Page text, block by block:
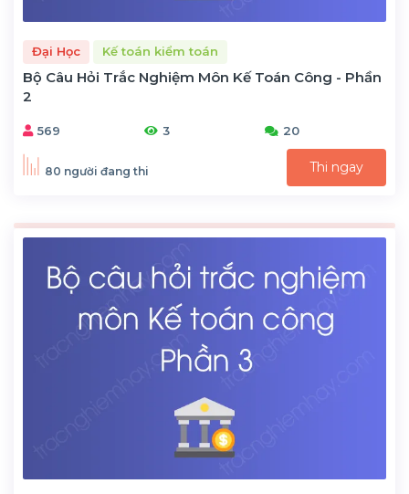
Đại Học Kế toán kiểm toán
Bộ Câu Hỏi Trắc Nghiệm Môn Kế Toán Công - Phần
2
569 3 20
80 người đang thi Thi ngay